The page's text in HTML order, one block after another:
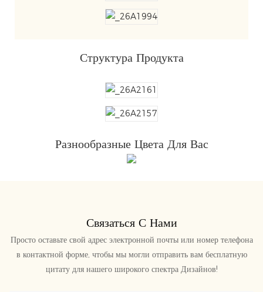
Структура Продукта
Разнообразные Цвета Для Вас
Связаться С Нами
Просто оставьте свой адрес электронной почты или номер телефона
в контактной форме, чтобы мы могли отправить вам бесплатную
цитату для нашего широкого спектра Дизайнов!